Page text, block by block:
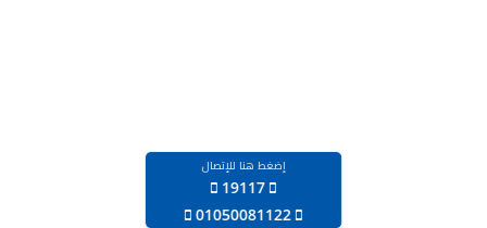
إضغط هنا للإتصال
19117
‪01050081122‬‏